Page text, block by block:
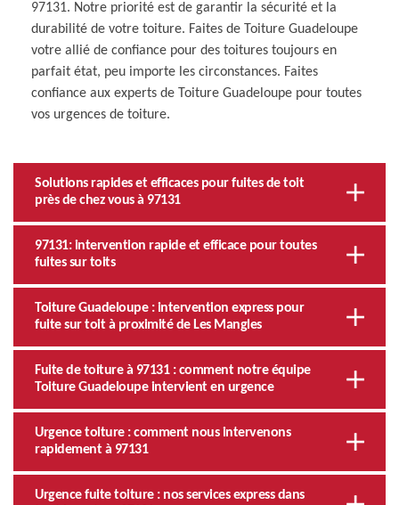
97131. Notre priorité est de garantir la sécurité et la
durabilité de votre toiture. Faites de Toiture Guadeloupe
votre allié de confiance pour des toitures toujours en
parfait état, peu importe les circonstances. Faites
confiance aux experts de Toiture Guadeloupe pour toutes
vos urgences de toiture.
Solutions rapides et efficaces pour fuites de toit
près de chez vous à 97131
97131: intervention rapide et efficace pour toutes
fuites sur toits
Toiture Guadeloupe : intervention express pour
fuite sur toit à proximité de Les Mangles
Fuite de toiture à 97131 : comment notre équipe
Toiture Guadeloupe intervient en urgence
Urgence toiture : comment nous intervenons
rapidement à 97131
Urgence fuite toiture : nos services express dans